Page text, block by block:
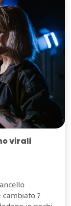
virali
?